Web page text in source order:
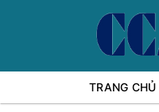
TRANG CHỦ